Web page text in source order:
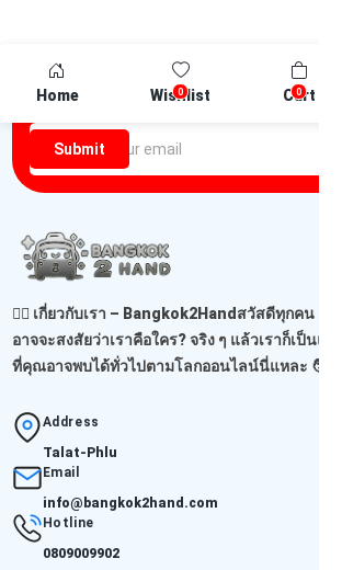
Home 0
Wishlist 0
Cart
Newsletter
Submit
🙋‍♂️ เกี่ยวกับเรา – Bangkok2Handสวัสดีทุกคน เ
อาจจะสงสัยว่าเราคือใคร? จริง ๆ แล้วเราก็เป็นแ
ที่คุณอาจพบได้ทั่วไปตามโลกออนไลน์นี่แหละ 🧑‍...
Address
Talat-Phlu
Email
info@bangkok2hand.com
Hotline
0809009902